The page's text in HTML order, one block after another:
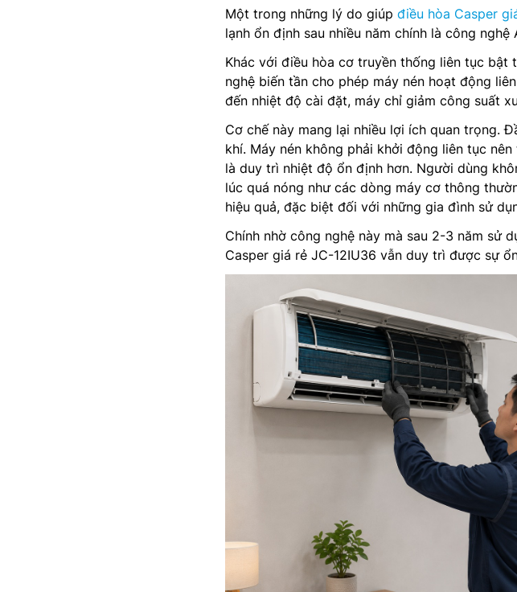
Một trong những lý do giúp điều hòa Casper
lạnh ổn định sau nhiều năm chính là công nghệ
Khác với điều hòa cơ truyền thống liên tục bật
nghệ biến tần cho phép máy nén hoạt động
đến nhiệt độ cài đặt, máy chỉ giảm công suất
Cơ chế này mang lại nhiều lợi ích quan trọng.
khí. Máy nén không phải khởi động liên tục
là duy trì nhiệt độ ổn định hơn. Người dùng
lúc quá nóng như các dòng máy cơ thông
hiệu quả, đặc biệt đối với những gia đình sử
Chính nhờ công nghệ này mà sau 2-3 năm sử
Casper giá rẻ JC-12IU36 vẫn duy trì được sự